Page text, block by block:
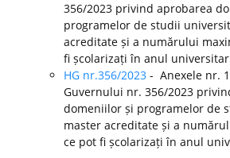
356/2023 privind aprobarea
programelor de studii
acreditate și a numărului
fi școlarizați în anul
HG nr.356/2023 - Anexele nr.
Guvernului nr. 356/2023
domeniilor și programelor de
master acreditate și a
ce pot fi școlarizați în anul